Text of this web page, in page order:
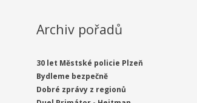
Archiv pořadů
30 let Městské policie Plzeň
Bydleme bezpečně
Dobré zprávy z regionů